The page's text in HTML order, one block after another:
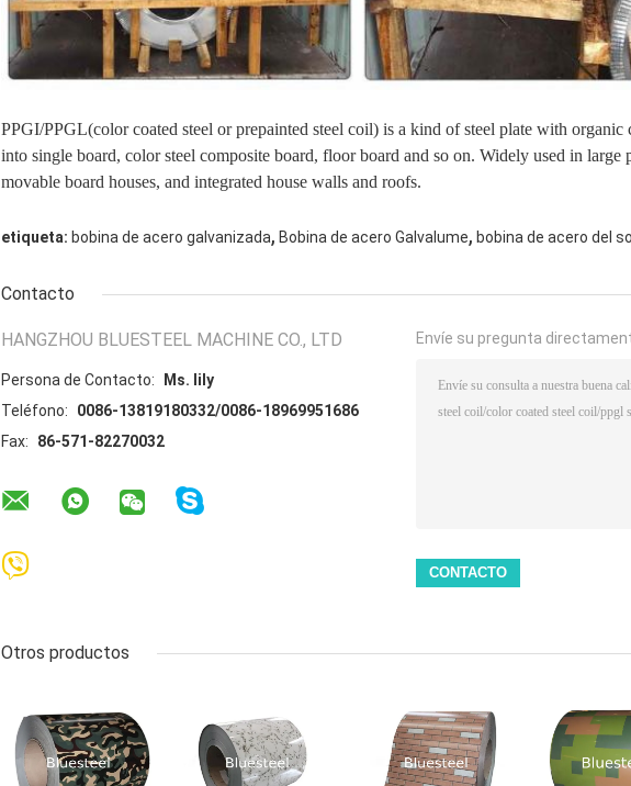
PPGI/PPGL(color coated steel or prepainted steel coil) is a kind of steel plate with
into single board, color steel composite board, floor board and so on. Widely used in
movable board houses, and integrated house walls and roofs.
etiqueta: bobina de acero galvanizada, Bobina de acero Galvalume, bobina de acero del
Contacto
HANGZHOU BLUESTEEL MACHINE CO., LTD
Persona de Contacto:
Ms. lily
Teléfono:
0086-13819180332/0086-18969951686
Fax:
86-571-82270032
Envíe su pregunta
Otros productos